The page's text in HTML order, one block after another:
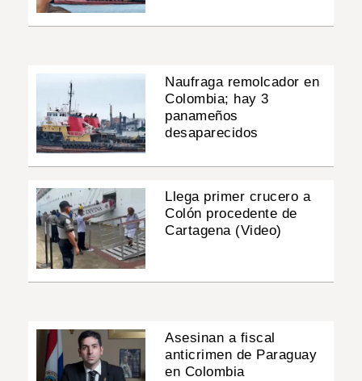
Naufraga remolcador en
Colombia; hay 3
panameños
desaparecidos
Llega primer crucero a
Colón procedente de
Cartagena (Video)
Asesinan a fiscal
anticrimen de Paraguay
en Colombia